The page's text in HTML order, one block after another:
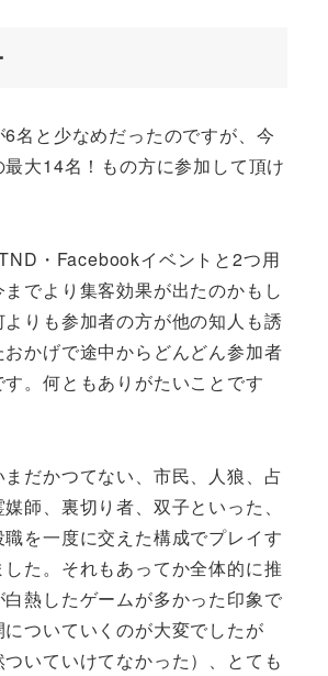
名と少なめだったのですが、今
大14名！もの方に参加して頂け
・Facebookイベントと2つ用
でより集客効果が出たのかもし
りも参加者の方が他の知人も誘
おかげで途中からどんどん参加者
。何ともありがたいことです
だかつてない、市民、人狼、占
師、裏切り者、双子といった、
を一度に交えた構成でプレイす
た。それもあってか全体的に推
熱したゲームが多かった印象で
ついていくのが大変でしたが
ついていけてなかった）、とても